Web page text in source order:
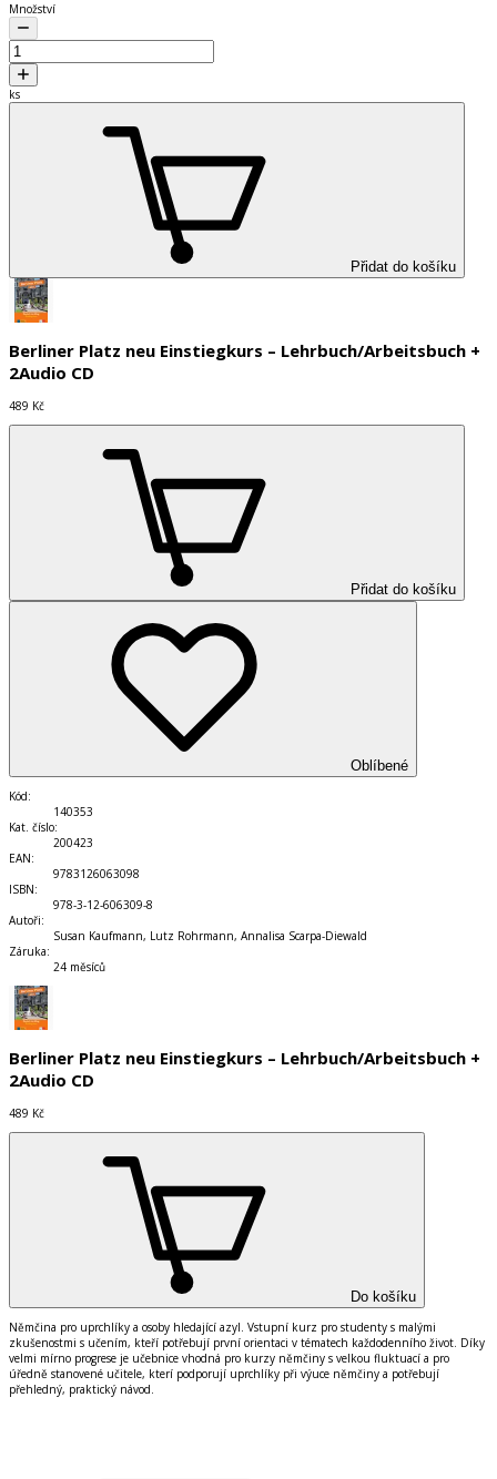
Množství
ks
Přidat do košíku
Berliner Platz neu Einstiegkurs – Lehrbuch/Arbeitsbuch +
2Audio CD
489 Kč
Přidat do košíku
Oblíbené
Kód:
140353
Kat. číslo:
200423
EAN:
9783126063098
ISBN:
978-3-12-606309-8
Autoři:
Susan Kaufmann, Lutz Rohrmann, Annalisa Scarpa-Diewald
Záruka:
24 měsíců
Berliner Platz neu Einstiegkurs – Lehrbuch/Arbeitsbuch +
2Audio CD
489 Kč
Do košíku
Němčina pro uprchlíky a osoby hledající azyl. Vstupní kurz pro studenty s malými
zkušenostmi s učením, kteří potřebují první orientaci v tématech každodenního život. Díky
velmi mírno progrese je učebnice vhodná pro kurzy němčiny s velkou fluktuací a pro
úředně stanovené učitele, kterí podporují uprchlíky při výuce němčiny a potřebují
přehledný, praktický návod.